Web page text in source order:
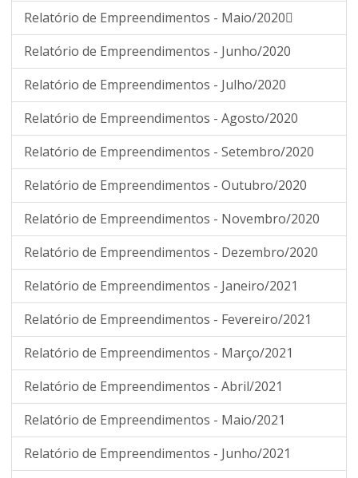
Relatório de Empreendimentos - Maio/2020
Relatório de Empreendimentos - Junho/2020
Relatório de Empreendimentos - Julho/2020
Relatório de Empreendimentos - Agosto/2020
Relatório de Empreendimentos - Setembro/2020
Relatório de Empreendimentos - Outubro/2020
Relatório de Empreendimentos - Novembro/2020
Relatório de Empreendimentos - Dezembro/2020
Relatório de Empreendimentos - Janeiro/2021
Relatório de Empreendimentos - Fevereiro/2021
Relatório de Empreendimentos - Março/2021
Relatório de Empreendimentos - Abril/2021
Relatório de Empreendimentos - Maio/2021
Relatório de Empreendimentos - Junho/2021